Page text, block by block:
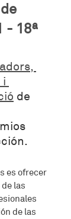
- 18ª
i
de
es ofrecer
las
de las